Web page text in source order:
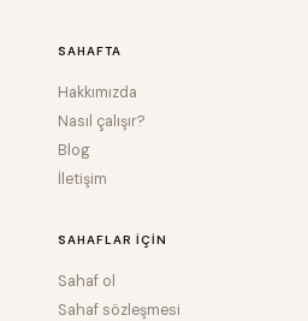
SAHAFTA
Hakkımızda
Nasıl çalışır?
Blog
İletişim
SAHAFLAR IÇIN
Sahaf ol
Sahaf sözleşmesi